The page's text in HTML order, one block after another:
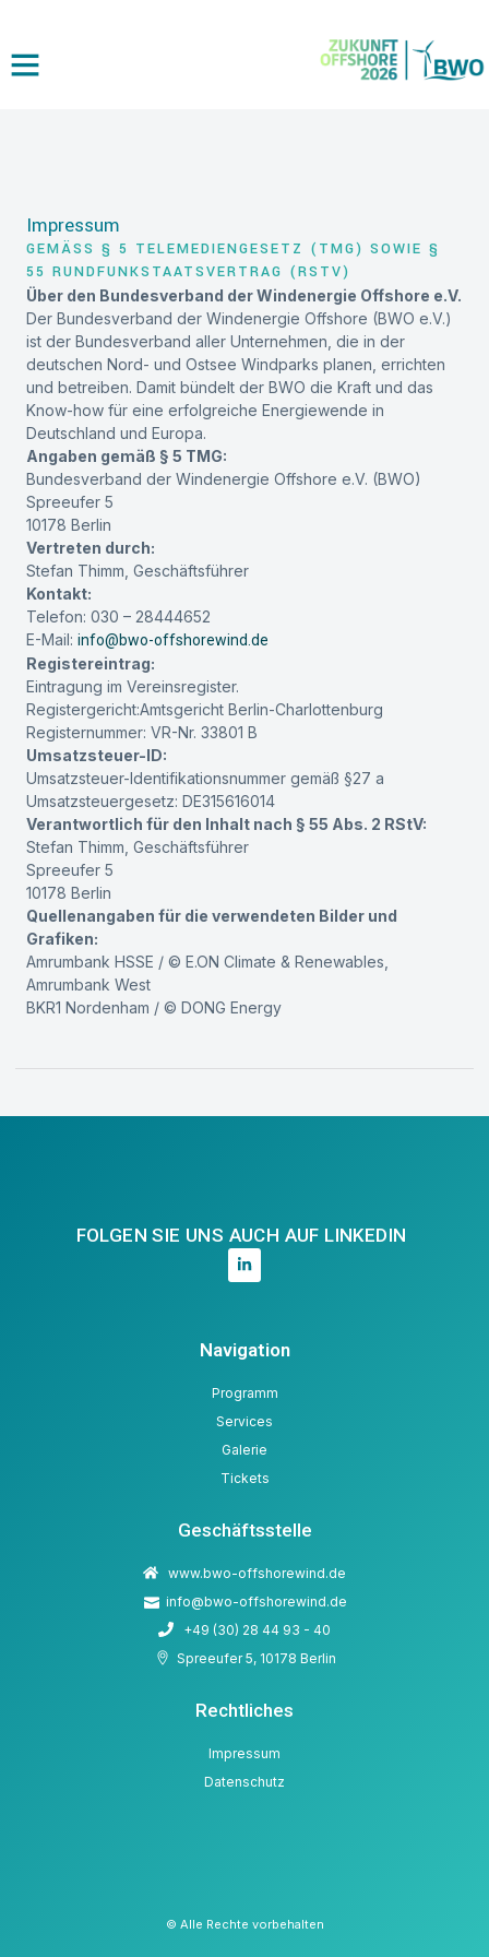
Impressum
GEMÄSS § 5 TELEMEDIENGESETZ (TMG) SOWIE § 5
5 RUNDFUNKSTAATSVERTRAG (RSTV)
Über den Bundesverband der Windenergie Offshore e.V.
Der Bundesverband der Windenergie Offshore (BWO e.V.)
ist der Bundesverband aller Unternehmen, die in der
deutschen Nord- und Ostsee Windparks planen, errichten
und betreiben. Damit bündelt der BWO die Kraft und das
Know-how für eine erfolgreiche Energiewende in
Deutschland und Europa.
Angaben gemäß § 5 TMG:
Bundesverband der Windenergie Offshore e.V. (BWO)
Spreeufer 5
10178 Berlin
Vertreten durch:
Stefan Thimm, Geschäftsführer
Kontakt:
Telefon: 030 – 28444652
E-Mail: info@bwo-offshorewind.de
Registereintrag:
Eintragung im Vereinsregister.
Registergericht:Amtsgericht Berlin-Charlottenburg
Registernummer: VR-Nr. 33801 B
Umsatzsteuer-ID:
Umsatzsteuer-Identifikationsnummer gemäß §27 a
Umsatzsteuergesetz: DE315616014
Verantwortlich für den Inhalt nach § 55 Abs. 2 RStV:
Stefan Thimm, Geschäftsführer
Spreeufer 5
10178 Berlin
Quellenangaben für die verwendeten Bilder und
Grafiken:
Amrumbank HSSE / © E.ON Climate & Renewables,
Amrumbank West
BKR1 Nordenham / © DONG Energy
FOLGEN SIE UNS AUCH AUF LINKEDIN
Navigation
Programm
Services
Galerie
Tickets
Geschäftsstelle
www.bwo-offshorewind.de
info@bwo-offshorewind.de
+49 (30) 28 44 93 - 40
Spreeufer 5, 10178 Berlin
Rechtliches
Impressum
Datenschutz
© Alle Rechte vorbehalten